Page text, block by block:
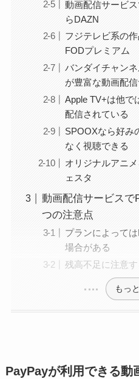
動画配信サービ
らDAZN
フジテレビ系の
FODプレミアム
バンダイチャン
が豊富な動画配
Apple TV+は他で
配信されている
SPOOXなら好み
なく視聴できる
オリジナルアニ
ェスタ
動画配信サービスで
つの注意点
プランによって
場合がある
残高不足に注意す
もっ
PayPayが利用できる動